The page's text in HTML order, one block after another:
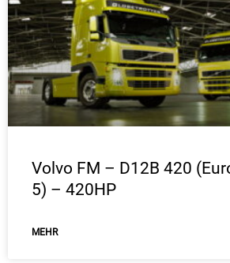
Volvo FM – D12B 420
5) – 420HP
ΜEHR